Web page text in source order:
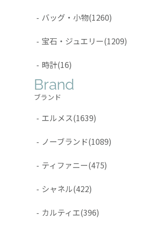
- バッグ・小物(1260)
- 宝石・ジュエリー(1209)
- 時計(16)
Brand
ブランド
- エルメス(1639)
- ノーブランド(1089)
- ティファニー(475)
- シャネル(422)
- カルティエ(396)